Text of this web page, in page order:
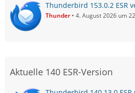
Thunderbird 153.0.2 ESR
Thunder 4. August 2026 um
Aktuelle 140 ESR-Version